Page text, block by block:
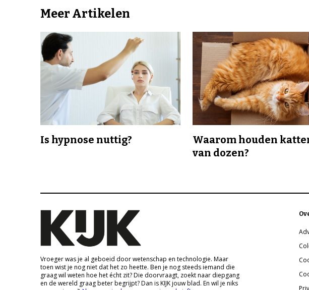
Meer Artikelen
Is hypnose nuttig?
Waarom houden
van dozen?
Vroeger was je al geboeid door wetenschap en technologie. Maar
toen wist je nog niet dat het zo heette. Ben je nog steeds iemand die
graag wil weten hoe het écht zit? Die doorvraagt, zoekt naar diepgang
en de wereld graag beter begrijpt? Dan is KIJK jouw blad. En wil je niks